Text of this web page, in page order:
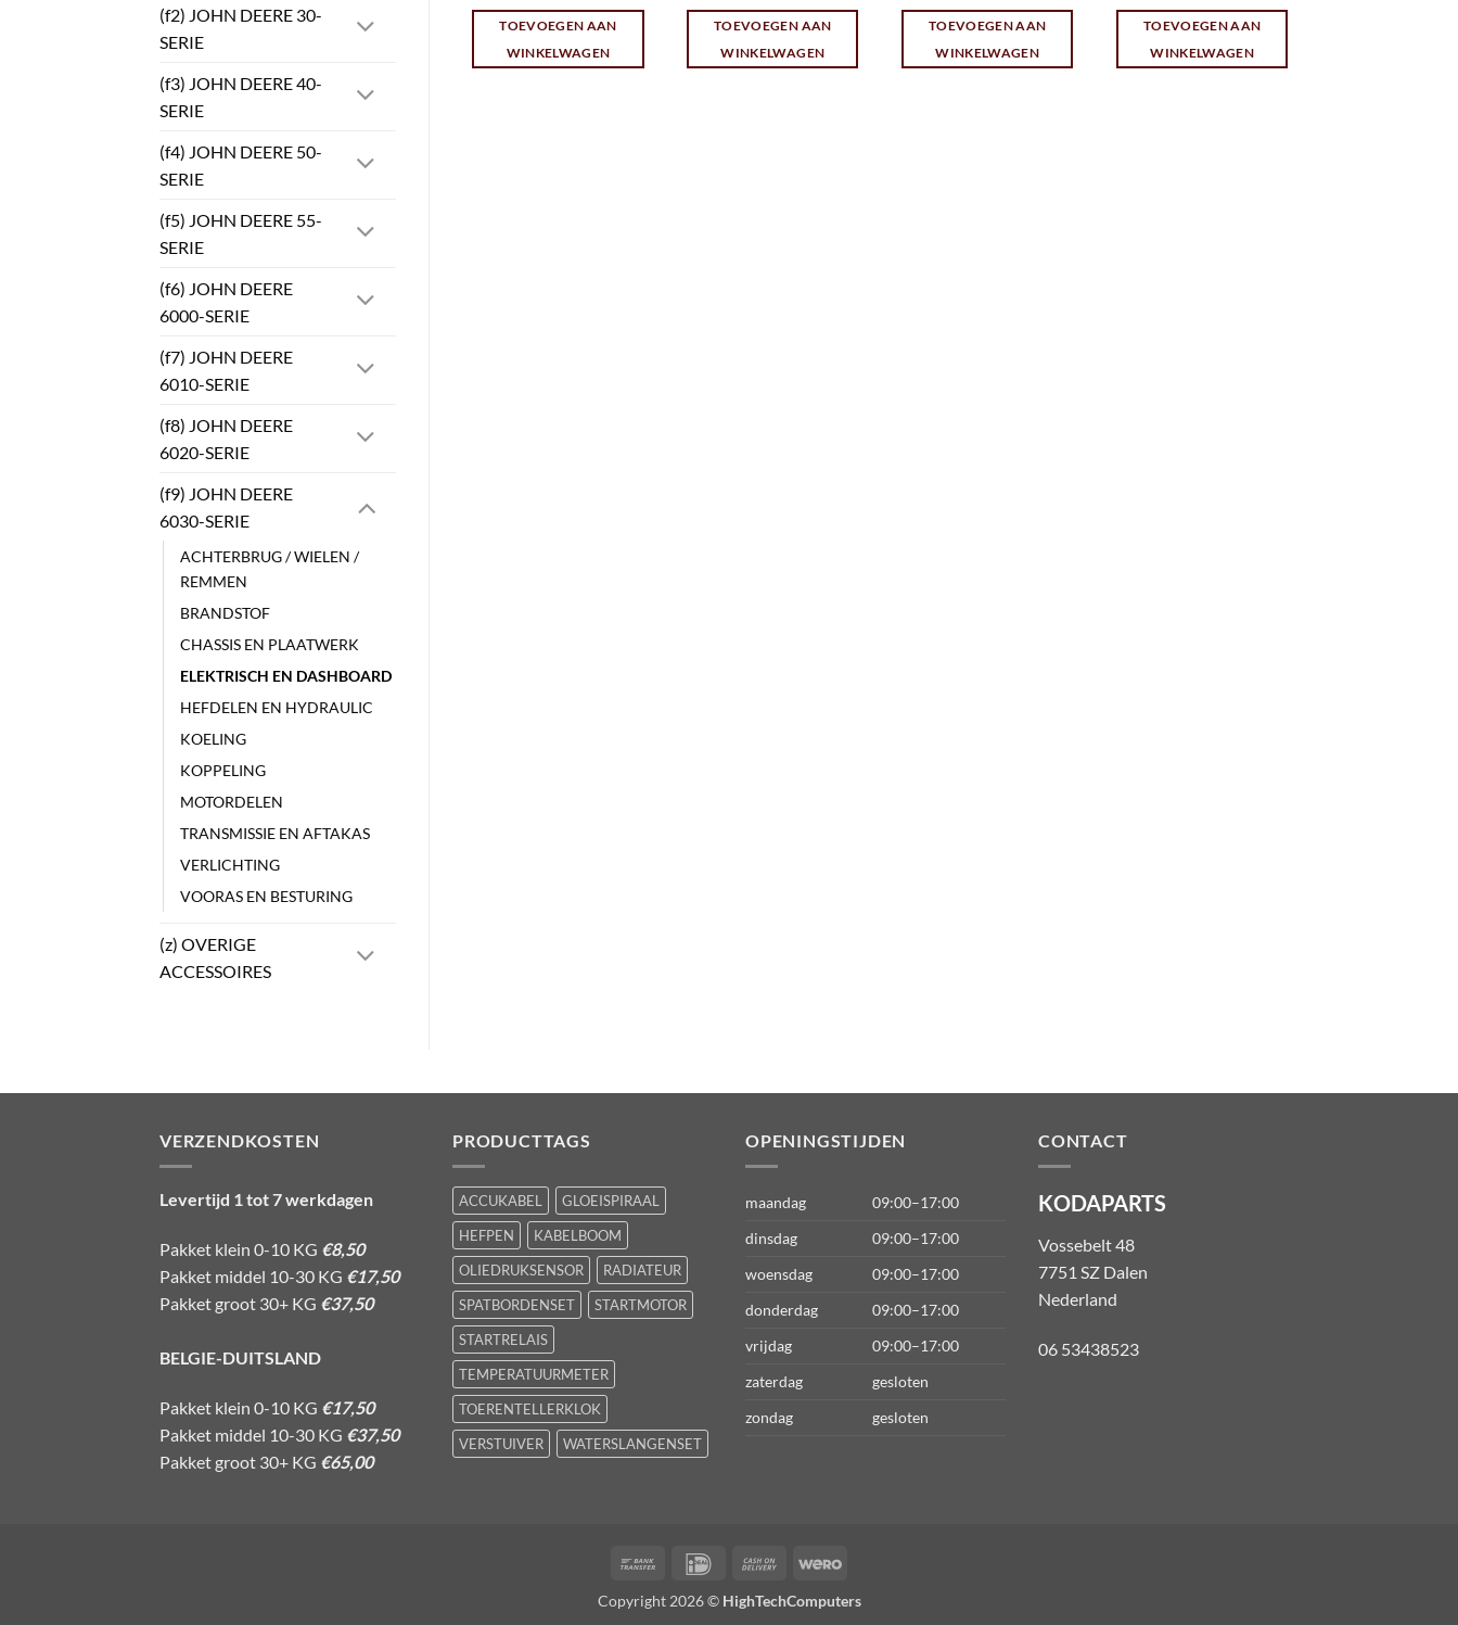
(f2) JOHN DEERE 30-
SERIE
(f3) JOHN DEERE 40-
SERIE
(f4) JOHN DEERE 50-
SERIE
(f5) JOHN DEERE 55-
SERIE
(f6) JOHN DEERE
6000-SERIE
(f7) JOHN DEERE
6010-SERIE
(f8) JOHN DEERE
6020-SERIE
(f9) JOHN DEERE
6030-SERIE
ACHTERBRUG / WIELEN /
REMMEN
BRANDSTOF
CHASSIS EN PLAATWERK
ELEKTRISCH EN DASHBOARD
HEFDELEN EN HYDRAULIC
KOELING
KOPPELING
MOTORDELEN
TRANSMISSIE EN AFTAKAS
VERLICHTING
VOORAS EN BESTURING
(z) OVERIGE
ACCESSOIRES
TOEVOEGEN AAN
WINKELWAGEN
TOEVOEGEN AAN
WINKELWAGEN
TOEVOEGEN AAN
WINKELWAGEN
TOEVOEGEN AAN
WINKELWAGEN
VERZENDKOSTEN
Levertijd 1 tot 7 werkdagen
Pakket klein 0-10 KG €8,50
Pakket middel 10-30 KG €17,50
Pakket groot 30+ KG €37,50
BELGIE-DUITSLAND
Pakket klein 0-10 KG €17,50
Pakket middel 10-30 KG €37,50
Pakket groot 30+ KG €65,00
PRODUCTTAGS
ACCUKABEL
GLOEISPIRAAL
HEFPEN
KABELBOOM
OLIEDRUKSENSOR
RADIATEUR
SPATBORDENSET
STARTMOTOR
STARTRELAIS
TEMPERATUURMETER
TOERENTELLERKLOK
VERSTUIVER
WATERSLANGENSET
OPENINGSTIJDEN
maandag
09:00–17:00
dinsdag
09:00–17:00
woensdag
09:00–17:00
donderdag
09:00–17:00
vrijdag
09:00–17:00
zaterdag
gesloten
zondag
gesloten
CONTACT
KODAPARTS
Vossebelt 48
7751 SZ Dalen
Nederland
06 53438523
Bank
IDeal
Cash
Delivery
Wero
Copyright 2026 © HighTechComputers